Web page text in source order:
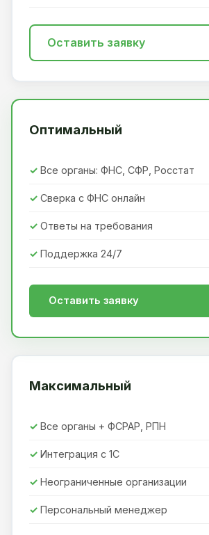
Оставить заявку
Оптимальный
Все органы: ФНС, СФР, Росстат
Сверка с ФНС онлайн
Ответы на требования
Поддержка 24/7
Оставить заявку
Максимальный
Все органы + ФСРАР, РПН
Интеграция с 1С
Неограниченные организации
Персональный менеджер